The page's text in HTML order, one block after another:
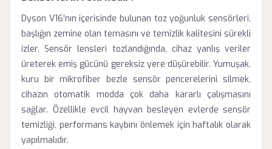
Dyson V16'nın içerisinde bulunan toz yoğunluk sensörleri,
başlığın zemine olan temasını ve temizlik kalitesini sürekli
izler. Sensör lensleri tozlandığında, cihaz yanlış veriler
üreterek emiş gücünü gereksiz yere düşürebilir. Yumuşak,
kuru bir mikrofiber bezle sensör pencerelerini silmek,
cihazın otomatik modda çok daha kararlı çalışmasını
sağlar. Özellikle evcil hayvan besleyen evlerde sensör
temizliği, performans kaybını önlemek için haftalık olarak
yapılmalıdır.